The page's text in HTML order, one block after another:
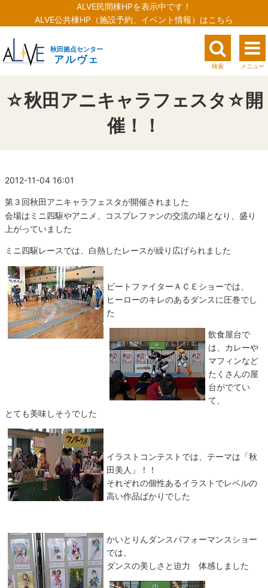
ALVE民間棟HPを表示中です！
ALVE公共棟HP（施設予約、イベント情報）はこちら
秋田拠点センター
アルヴェ
検索 メニュー
☆秋田アニキャラフェスタ☆開
催！！
2012-11-04 16:01
第３回秋田アニキャラフェスタが開催されました
会場はミニ四駆やアニメ、コスプレファンの交流の場となり、盛り
上がっていました
ミニ四駆レースでは、白熱したレースが繰り広げられました
ビートファイターＡＣＥショーでは、
ヒーローのキレのあるダンスに圧巻でし
た
飲食屋台で
は、カレーや
マフィンなど
たくさんの屋
台がでてい
て、
とても美味しそうでした
イラストコンテストでは、テーマは「秋
田美人」！！
それぞれの個性あるイラストでレベルの
高い作品ばかりでした
かいとりんダンスパフォーマンスショー
では、
ダンスの美しさと迫力 体感しました